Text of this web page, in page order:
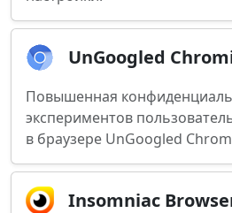
UnGoogled
Повышенная
экспериментов
в браузере UnGoogled
Insomniac